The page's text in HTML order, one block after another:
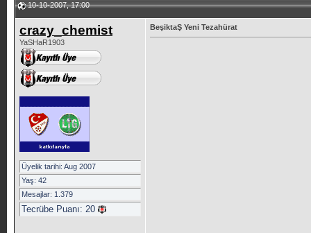
10-10-2007, 17:00
crazy_chemist
YaSHaR1903
Üyelik tarihi: Aug 2007
Yaş: 42
Mesajlar: 1.379
Tecrübe Puanı: 20
BeşiktaŞ Yeni Tezahürat